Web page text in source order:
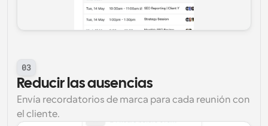
03
Reducir las ausencias
Envía recordatorios de marca para cada reunión con
el cliente.